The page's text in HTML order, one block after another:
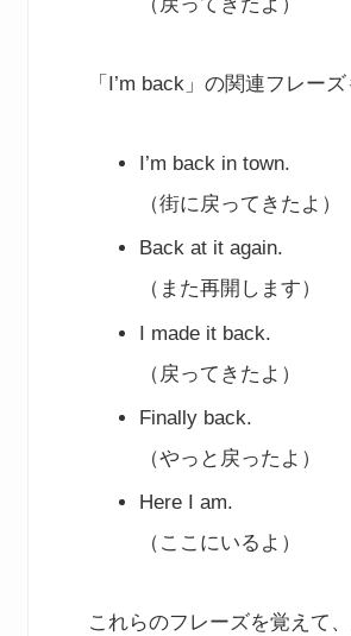
「I’m back」の関連フレー
I’m back in town.
（街に戻ってきたよ）
Back at it again.
（また再開します）
I made it back.
（戻ってきたよ）
Finally back.
（やっと戻ったよ）
Here I am.
（ここにいるよ）
これらのフレーズを覚えて